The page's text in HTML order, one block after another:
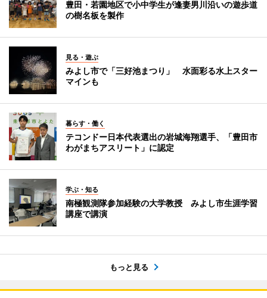
豊田・若園地区で小中学生が逢妻男川沿いの遊歩道
の樹名板を製作
見る・遊ぶ
みよし市で「三好池まつり」 水面彩る水上スター
マインも
暮らす・働く
テコンドー日本代表選出の岩城海翔選手、「豊田市
わがまちアスリート」に認定
学ぶ・知る
南極観測隊参加経験の大学教授 みよし市生涯学習
講座で講演
もっと見る